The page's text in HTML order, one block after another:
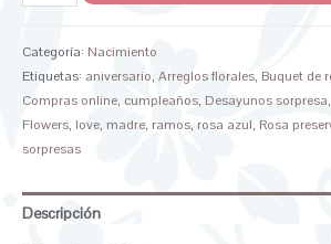
Categoría: Nacimiento
Etiquetas: aniversario, Arreglos florales, Buquet de
Compras online, cumpleaños, Desayunos sorpresa,
Flowers, love, madre, ramos, rosa azul, Rosa
sorpresas
Descripción